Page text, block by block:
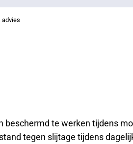
advies
te werken tijdens
tegen slijtage tijdens